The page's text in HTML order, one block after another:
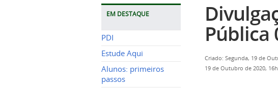
EM DESTAQUE
PDI
Estude Aqui
Alunos: primeiros
passos
Pública
Criado: Segunda, 19 de
19 de Outubro de 2020,